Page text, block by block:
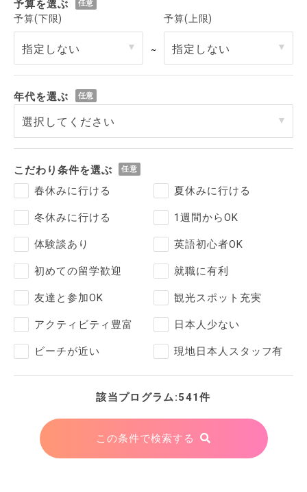
予算を選ぶ
予算(下限)
～
予算(上限)
年代を選ぶ
こだわり条件を選ぶ
春休みに行ける
夏休みに行ける
冬休みに行ける 1週間からOK
体験談あり 英語初心者OK
初めての留学歓迎 就職に有利
友達と参加OK 観光スポット充実
アクティビティ豊富 日本人少ない
ビーチが近い 現地日本人スタッフ有
該当プログラム:541件
この条件で検索する